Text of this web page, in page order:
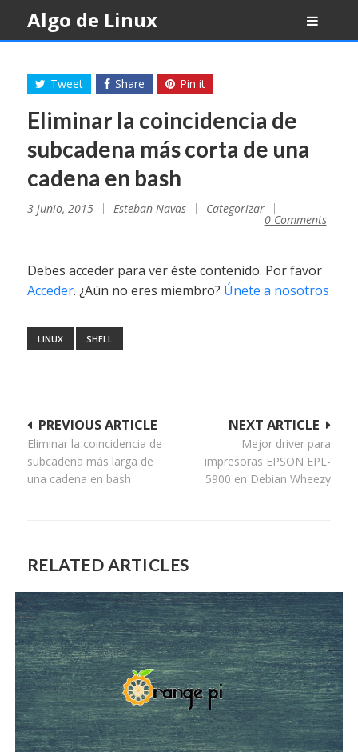
content
Algo de Linux
Tweet Share Pin it
Eliminar la coincidencia de
subcadena más corta de una
cadena en bash
3 junio, 2015 Esteban Navas Categorizar
0 Comments
Debes acceder para ver éste contenido. Por favor
Acceder. ¿Aún no eres miembro? Únete a nosotros
LINUX SHELL
Navegación
de
entradas
NEXT ARTICLE
Mejor driver para
impresoras EPSON EPL-
5900 en Debian Wheezy
PREVIOUS ARTICLE
Eliminar la coincidencia de
subcadena más larga de
una cadena en bash
RELATED ARTICLES